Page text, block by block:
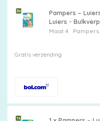
Pampers –
Luiers -
Maat 4 Pampers
Gratis verzending